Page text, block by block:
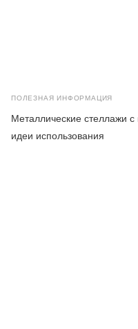
ПОЛЕЗНАЯ ИНФОРМАЦИЯ
Металлические стеллажи
идеи использования